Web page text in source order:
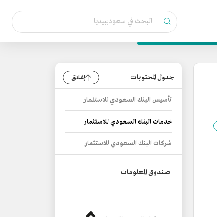
جدول المحتويات إغلاق
تأسيس البنك السعودي للاستثمار
خدمات البنك السعودي للاستثمار
شركات البنك السعودي للاستثمار
صندوق المعلومات